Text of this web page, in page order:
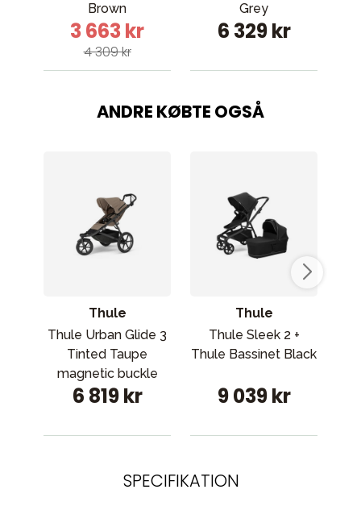
Brown
3 663 kr
4 309 kr
Grey
6 329 kr
ANDRE KØBTE OGSÅ
Thule
Thule Urban Glide 3
Tinted Taupe
magnetic buckle
6 819 kr
Thule
Thule Sleek 2 +
Thule Bassinet Black
9 039 kr
SPECIFIKATION